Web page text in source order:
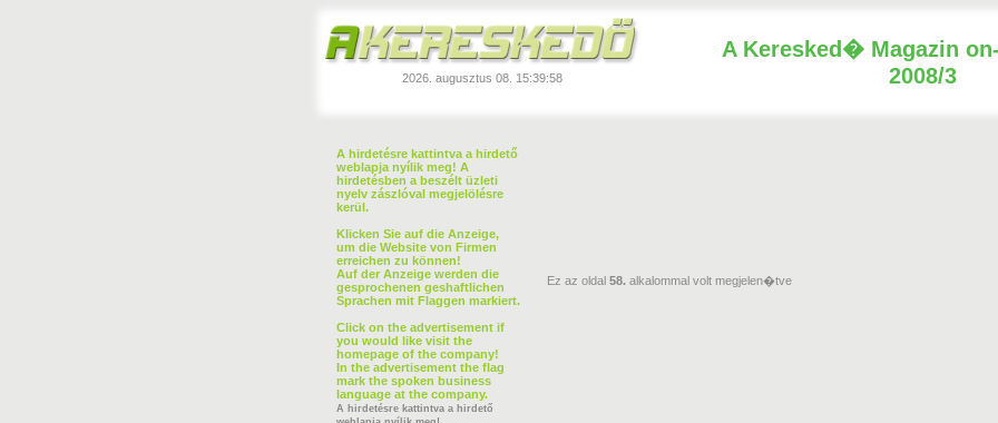
2026. augusztus 08. 15:39:58
A Keresked� Magazin
2008/3
A hirdetésre kattintva a hirdető
weblapja nyílik meg! A
hirdetésben a beszélt üzleti
nyelv zászlóval megjelölésre
kerül.
Klicken Sie auf die Anzeige,
um die Website von Firmen
erreichen zu können!
Auf der Anzeige werden die
gesprochenen geshaftlichen
Sprachen mit Flaggen markiert.
Click on the advertisement if
you would like visit the
homepage of the company!
In the advertisement the flag
mark the spoken business
language at the company.
A hirdetésre kattintva a hirdető
Ez az oldal 58. alkalommal volt megjelen�tve